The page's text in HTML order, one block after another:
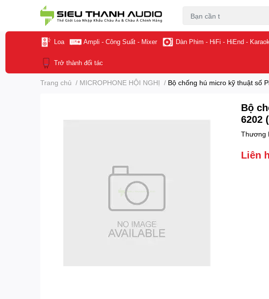
Loa Ampli - Công Suất - Mixer Dàn Phim - HiFi - HiEnd -
Trở thành đối tác
Trang chủ / MICROPHONE HỘI NGHỊ / Bộ chống hú micro kỹ thuật số
Bộ
6202
Thương
Liên